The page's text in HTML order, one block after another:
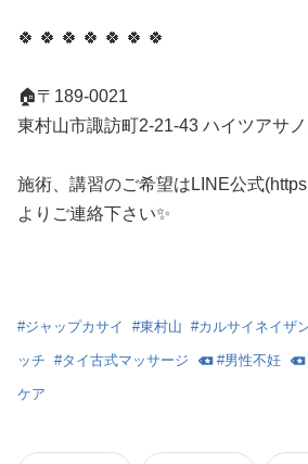
🍀 🍀 🍀 🍀 🍀 🍀 🍀
🏠〒189-0021
東村山市諏訪町2-21-43 ハイツアサ
施術、講習のご希望はLINE公式
よりご連絡下さい✨
#ジャップカサイ #東村山 #カルサイネイザ
ッチ #タイ古式マッサージ #男性不妊
ケア